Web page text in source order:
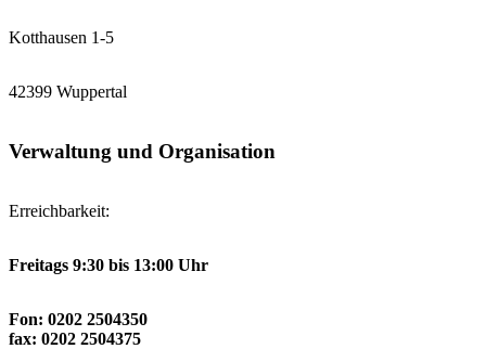
Kotthausen 1-5
42399 Wuppertal
Verwaltung und Organisation
Erreichbarkeit:
Freitags 9:30 bis 13:00 Uhr
Fon: 0202 2504350
fax: 0202 2504375